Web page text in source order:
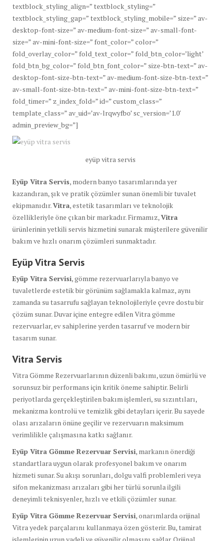
textblock_styling_align=” textblock_styling=”
textblock_styling_gap=” textblock_styling_mobile=” size=” av-
desktop-font-size=” av-medium-font-size=” av-small-font-
size=” av-mini-font-size=” font_color=” color=”
fold_overlay_color=” fold_text_color=” fold_btn_color=’light’
fold_btn_bg_color=” fold_btn_font_color=” size-btn-text=” av-
desktop-font-size-btn-text=” av-medium-font-size-btn-text=”
av-small-font-size-btn-text=” av-mini-font-size-btn-text=”
fold_timer=” z_index_fold=” id=” custom_class=”
template_class=” av_uid=’av-lrqwyfbo’ sc_version=’1.0′
admin_preview_bg=”]
eyüp vitra servis
Eyüp Vitra Servis, modern banyo tasarımlarında yer
kazandıran, şık ve pratik çözümler sunan önemli bir tuvalet
ekipmanıdır.Vitra, estetik tasarımları ve teknolojik
özellikleriyle öne çıkan bir markadır. Firmamız,Vitra
ürünlerinin yetkili servis hizmetini sunarak müşterilere güvenilir
bakım ve hızlı onarım çözümleri sunmaktadır.
Eyüp Vitra Servis
Eyüp Vitra Servisi, gömme rezervuarlarıyla banyo ve
tuvaletlerde estetik bir görünüm sağlamakla kalmaz, aynı
zamanda su tasarrufu sağlayan teknolojileriyle çevre dostu bir
çözüm sunar. Duvar içine entegre edilen Vitra gömme
rezervuarlar, ev sahiplerine yerden tasarruf ve modern bir
tasarım sunar.
Vitra Servis
Vitra Gömme Rezervuarlarının düzenli bakımı, uzun ömürlü ve
sorunsuz bir performans için kritik öneme sahiptir. Belirli
periyotlarda gerçekleştirilen bakım işlemleri, su sızıntıları,
mekanizma kontrolü ve temizlik gibi detayları içerir. Bu sayede
olası arızaların önüne geçilir ve rezervuarın maksimum
verimlilikle çalışmasına katkı sağlanır.
Eyüp Vitra Gömme Rezervuar Servisi, markanın önerdiği
standartlara uygun olarak profesyonel bakım ve onarım
hizmeti sunar. Su akışı sorunları, dolgu valfi problemleri veya
sifon mekanizması arızaları gibi her türlü sorunla ilgili
deneyimli teknisyenler, hızlı ve etkili çözümler sunar.
Eyüp Vitra Gömme Rezervuar Servisi, onarımlarda orijinal
Vitra yedek parçalarını kullanmaya özen gösterir. Bu, tamirat
işlemlerinin uzun vadeli ve güvenilir olmasını sağlar. Orijinal